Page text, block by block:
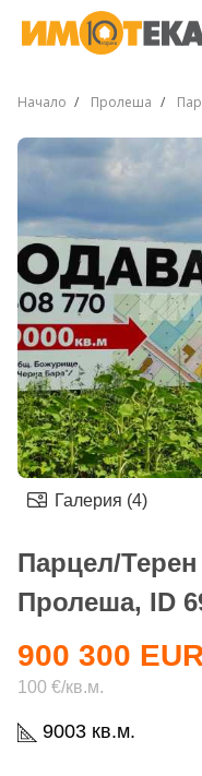
Начало Пролеша
Галерия (4)
Парцел/
Пролеша, ID
9003 кв.м.
900 300
100 €/кв.м.